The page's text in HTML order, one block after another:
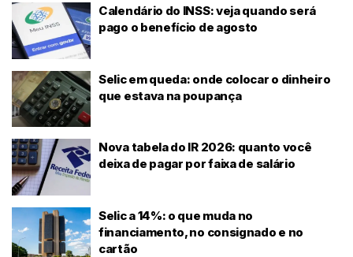
Calendário do INSS: veja quando será
pago o benefício de agosto
Selic em queda: onde colocar o dinheiro
que estava na poupança
Nova tabela do IR 2026: quanto você
deixa de pagar por faixa de salário
Selic a 14%: o que muda no
financiamento, no consignado e no
cartão